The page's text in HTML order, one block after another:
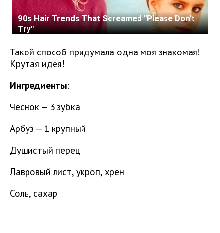
Такой способ придумала одна моя знакомая!
Крутая идея!
Ингредиенты:
Чеснок — 3 зубка
Арбуз — 1 крупный
Душистый перец
Лавровый лист, укроп, хрен
Соль, сахар